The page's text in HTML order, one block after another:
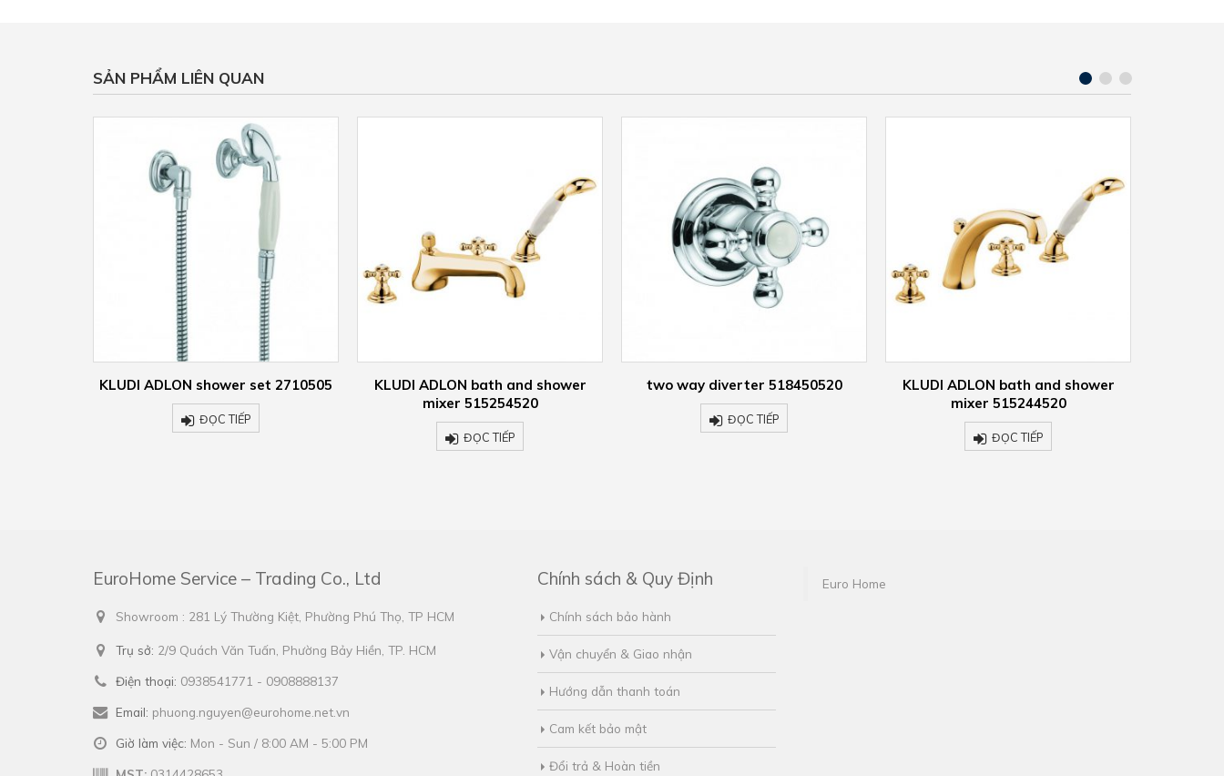
SẢN PHẨM LIÊN QUAN
KLUDI ADLON bath and shower
mixer 515254520
ĐỌC TIẾP
two way diverter 518450520
ĐỌC TIẾP
KLUDI ADLON bath and shower
mixer 515244520
ĐỌC TIẾP
KLUDI ADLON bath and shower
mixer 515250520
ĐỌC TIẾP
EuroHome Service – Trading Co., Ltd
Showroom : 281 Lý Thường Kiệt, Phường Phú Thọ, TP HCM
Trụ sở: 2/9 Quách Văn Tuấn, Phường Bảy Hiền, TP. HCM
Điện thoại: 0938541771 - 0908888137
Email: phuong.nguyen@eurohome.net.vn
Giờ làm việc: Mon - Sun / 8:00 AM - 5:00 PM
Chính sách & Quy Định
Chính sách bảo hành
Vận chuyển & Giao nhận
Hướng dẫn thanh toán
Cam kết bảo mật
Đổi trả & Hoàn tiền
Euro Home